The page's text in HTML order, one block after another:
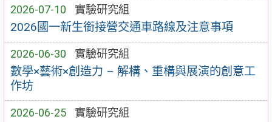
2026-07-10 實驗研究組
2026國一新生銜接營交通車路線及注意事項
2026-06-30 實驗研究組
數學×藝術×創造力 – 解構、重構與展演的創意工
作坊
2026-06-25 實驗研究組